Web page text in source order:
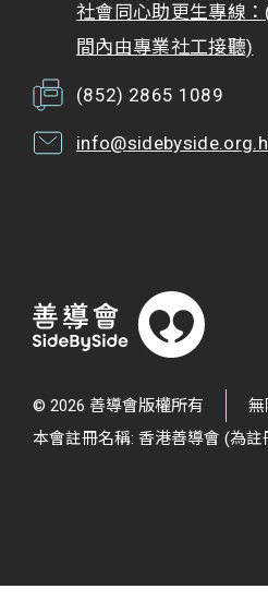
社會同心助更生專線
間內由專業社工接聽)
(852) 2865 1089
© 2026 善導會版權所有
無
本會註冊名稱: 香港善導會 (為